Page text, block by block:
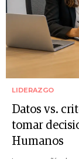
LIDERAZGO
Datos vs.
tomar
Humanos